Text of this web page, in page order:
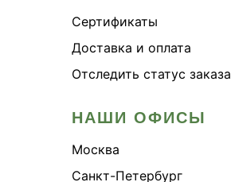
Сертификаты
Доставка и оплата
Отследить статус заказа
НАШИ ОФИСЫ
Москва
Санкт-Петербург